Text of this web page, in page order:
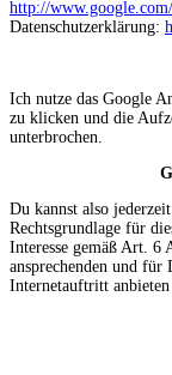
http://
Datenschutzerklärung:
Ich nutze das Google
zu klicken und die
unterbrochen.
Du kannst also
Rechtsgrundlage für
Interesse gemäß Art.
ansprechenden und
Internetauftritt anbieten